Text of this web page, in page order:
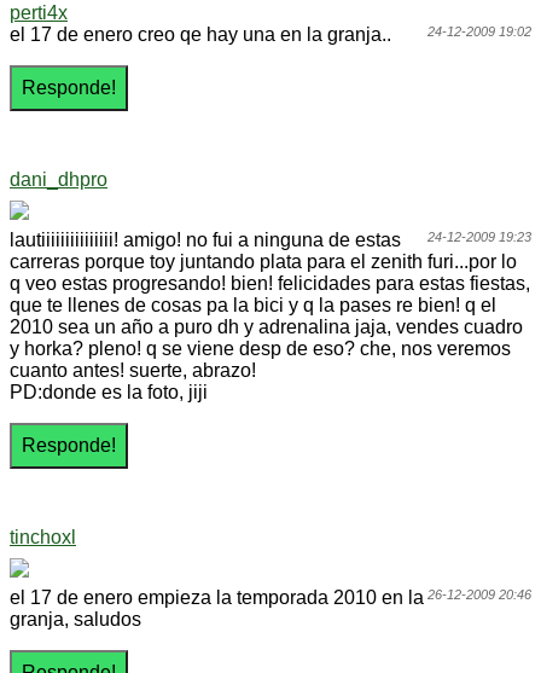
perti4x
24-12-2009 19:02
el 17 de enero creo qe hay una en la granja..
dani_dhpro
24-12-2009 19:23
lautiiiiiiiiiiiiiii! amigo! no fui a ninguna de estas
carreras porque toy juntando plata para el zenith furi...por lo
q veo estas progresando! bien! felicidades para estas fiestas,
que te llenes de cosas pa la bici y q la pases re bien! q el
2010 sea un año a puro dh y adrenalina jaja, vendes cuadro
y horka? pleno! q se viene desp de eso? che, nos veremos
cuanto antes! suerte, abrazo!
PD:donde es la foto, jiji
tinchoxl
26-12-2009 20:46
el 17 de enero empieza la temporada 2010 en la
granja, saludos